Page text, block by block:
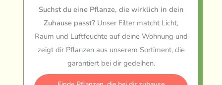
Suchst du eine Pflanze, die wirklich in dein
Zuhause passt? Unser Filter matcht Licht,
Raum und Luftfeuchte auf deine Wohnung und
zeigt dir Pflanzen aus unserem Sortiment, die
garantiert bei dir gedeihen.